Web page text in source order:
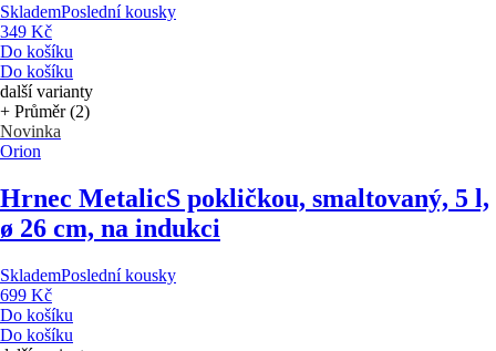
SklademPoslední kousky
349 Kč
Do košíku
Do košíku
další varianty
+ Průměr (2)
Novinka
Orion
Hrnec MetalicS pokličkou, smaltovaný, 5 l,
ø 26 cm, na indukci
SklademPoslední kousky
699 Kč
Do košíku
Do košíku